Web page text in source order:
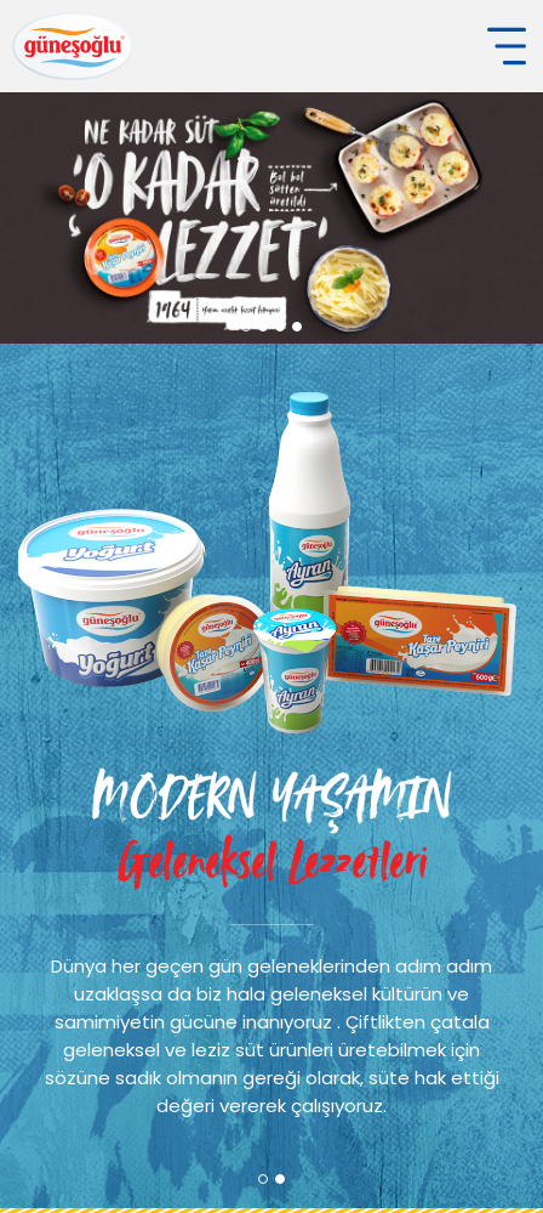
MODERN YAŞAMIN
Geleneksel Lezzetleri
Dünya her geçen gün geleneklerinden adım adım
uzaklaşsa da biz hala geleneksel kültürün ve
samimiyetin gücüne inanıyoruz . Çiftlikten çatala
geleneksel ve leziz süt ürünleri üretebilmek için
sözüne sadık olmanın gereği olarak, süte hak ettiği
değeri vererek çalışıyoruz.